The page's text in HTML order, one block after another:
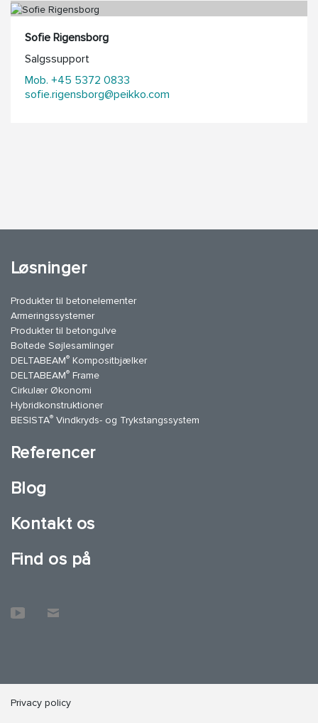
Sofie Rigensborg
Salgssupport
Mob. +45 5372 0833
sofie.rigensborg@peikko.com
Løsninger
Produkter til betonelementer
Armeringssystemer
Produkter til betongulve
Boltede Søjlesamlinger
DELTABEAM® Kompositbjælker
DELTABEAM® Frame
Cirkulær Økonomi
Hybridkonstruktioner
BESISTA® Vindkryds- og Trykstangssystem
Referencer
Blog
Kontakt os
Find os på
Privacy policy